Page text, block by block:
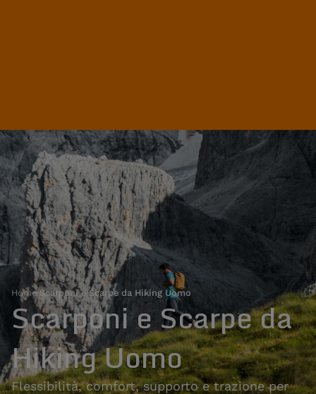
Home›Scarponi e Scarpe da Hiking Uomo
Scarponi e Scarpe da
Hiking Uomo
Flessibilità, comfort, supporto e trazione per